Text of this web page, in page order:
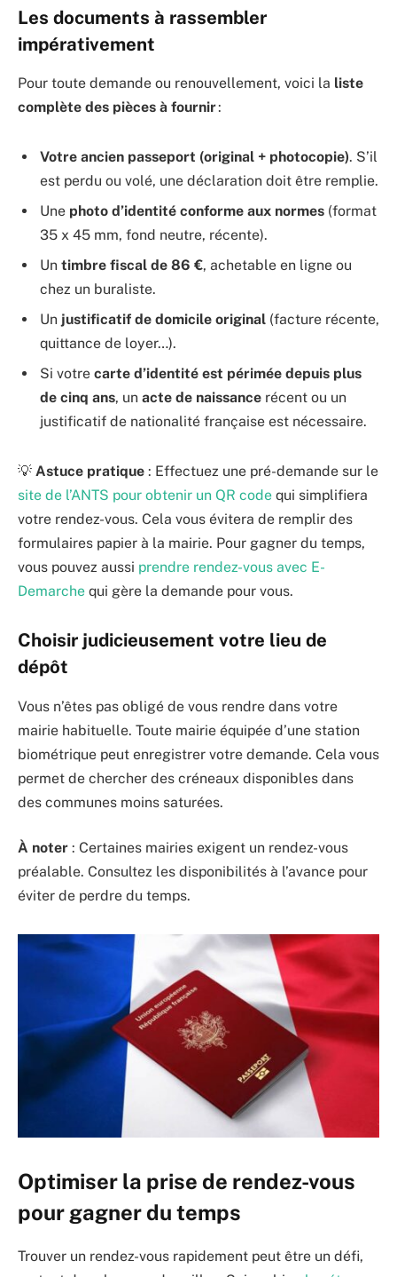
Les documents à rassembler
impérativement
Pour toute demande ou renouvellement, voici la liste
complète des pièces à fournir:
Votre ancien passeport (original + photocopie). S’il
est perdu ou volé, une déclaration doit être remplie.
Une photo d’identité conforme aux normes (format
35 x 45 mm, fond neutre, récente).
Un timbre fiscal de 86 €, achetable en ligne ou
chez un buraliste.
Un justificatif de domicile original (facture récente,
quittance de loyer…).
Si votre carte d’identité est périmée depuis plus
de cinq ans, un acte de naissance récent ou un
justificatif de nationalité française est nécessaire.
💡 Astuce pratique : Effectuez une pré-demande sur le
site de l’ANTS pour obtenir un QR code qui simplifiera
votre rendez-vous. Cela vous évitera de remplir des
formulaires papier à la mairie. Pour gagner du temps,
vous pouvez aussi prendre rendez-vous avec E-
Demarche qui gère la demande pour vous.
Choisir judicieusement votre lieu de
dépôt
Vous n’êtes pas obligé de vous rendre dans votre
mairie habituelle. Toute mairie équipée d’une station
biométrique peut enregistrer votre demande. Cela vous
permet de chercher des créneaux disponibles dans
des communes moins saturées.
À noter : Certaines mairies exigent un rendez-vous
préalable. Consultez les disponibilités à l’avance pour
éviter de perdre du temps.
Optimiser la prise de rendez-vous
pour gagner du temps
Trouver un rendez-vous rapidement peut être un défi,